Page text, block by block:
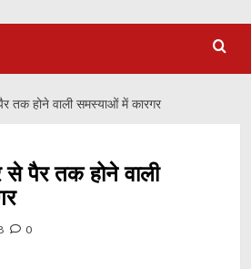
तक होने वाली समस्याओं में कारगर
पैर तक होने वाली
0